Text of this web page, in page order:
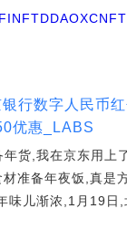
NFTDDAOXCNFT
行数字人民币
优惠_LABS
货,我在京东用上
准备年夜饭,真是
味儿渐浓,1月19日